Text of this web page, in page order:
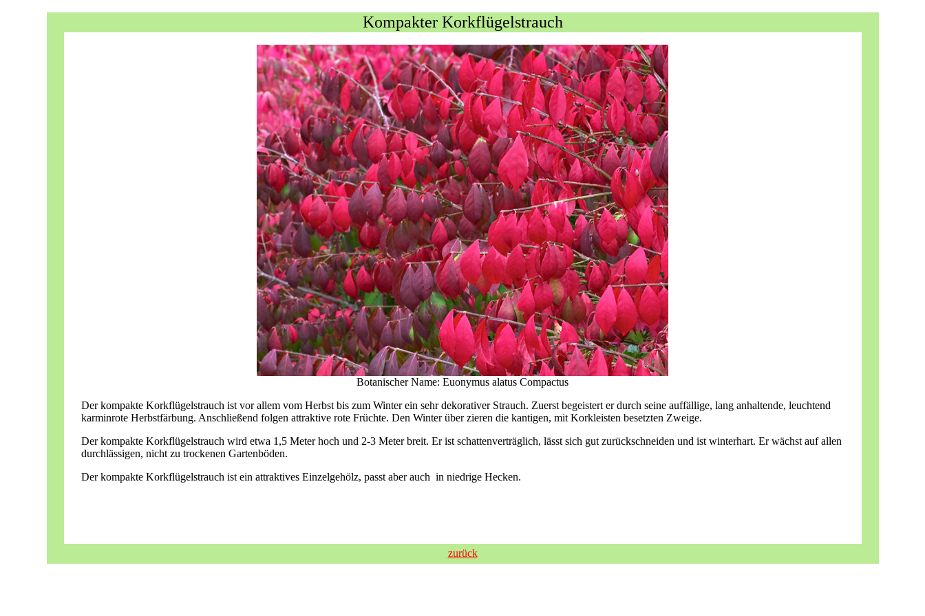
Kompakter Korkflügelstrauch
Botanischer Name: Euonymus alatus Compactus
Der kompakte Korkflügelstrauch ist vor allem vom Herbst bis zum Winter ein sehr dekorativer Strauch. Zuerst begeistert er durch seine auffällige, lang anhaltende, leuchtend
karminrote Herbstfärbung. Anschließend folgen attraktive rote Früchte. Den Winter über zieren die kantigen, mit Korkleisten besetzten Zweige.
Der kompakte Korkflügelstrauch wird etwa 1,5 Meter hoch und 2-3 Meter breit. Er ist schattenverträglich, lässt sich gut zurückschneiden und ist winterhart. Er wächst auf allen
durchlässigen, nicht zu trockenen Gartenböden.
Der kompakte Korkflügelstrauch ist ein attraktives Einzelgehölz, passt aber auch in niedrige Hecken.
zurück